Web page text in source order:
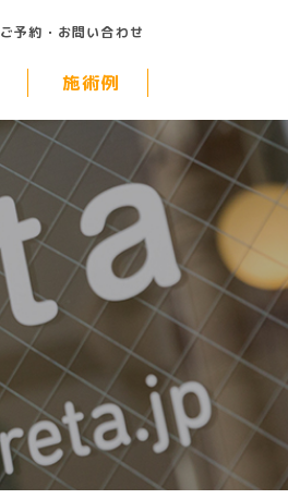
ご予約・お問い合わせ
施術例